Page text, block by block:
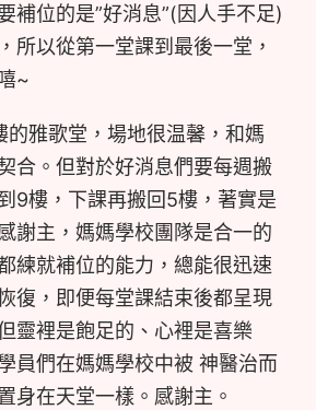
補位的是”好消息”(因人手不足)
所以從第一堂課到最後一堂，
~
的雅歌堂，場地很温馨，和媽
合。但對於好消息們要每週搬
9樓，下課再搬回5樓，著實是
謝主，媽媽學校團隊是合一的
練就補位的能力，總能很迅速
復，即便每堂課結束後都呈現
靈裡是飽足的、心裡是喜樂
員們在媽媽學校中被 神醫治而
身在天堂一樣。感謝主。